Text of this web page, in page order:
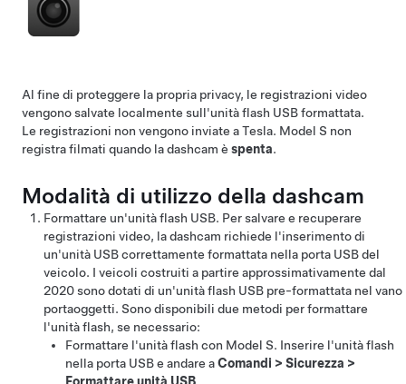
Al fine di proteggere la propria privacy, le registrazioni video
vengono salvate localmente sull'unità flash USB formattata.
Le registrazioni non vengono inviate a Tesla. Model S non
registra filmati quando la dashcam è spenta.
Modalità di utilizzo della dashcam
Formattare un'unità flash USB. Per salvare e recuperare
registrazioni video, la dashcam richiede l'inserimento di
un'unità USB correttamente formattata nella porta USB del
veicolo. I veicoli costruiti a partire approssimativamente dal
2020 sono dotati di un'unità flash USB pre-formattata nel vano
portaoggetti. Sono disponibili due metodi per formattare
l'unità flash, se necessario:
Formattare l'unità flash con Model S. Inserire l'unità flash
nella porta USB e andare aComandi > Sicurezza >